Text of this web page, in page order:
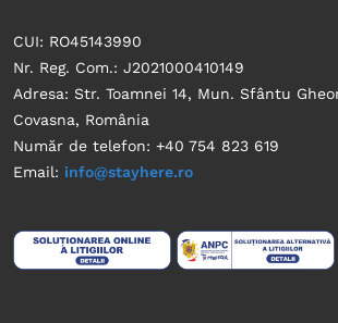
CUI: RO45143990
Nr. Reg. Com.: J2021000410149
Adresa: Str. Toamnei 14, Mun. Sfântu
Covasna, România
Număr de telefon: +40 754 823 619
Email: info@stayhere.ro